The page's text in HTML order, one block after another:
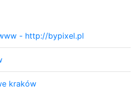
- http://bypixel.pl
kraków